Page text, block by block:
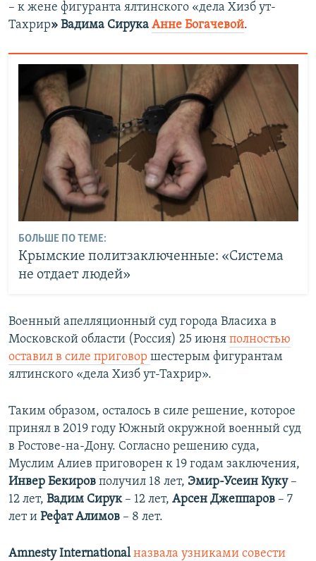
– к жене фигуранта ялтинского «дела Хизб ут-
Тахрир» Вадима Сирука Анне Богачевой.
БОЛЬШЕ ПО ТЕМЕ:
Крымские политзаключенные: «Система
не отдает людей»
Военный апелляционный суд города Власиха в
Московской области (Россия) 25 июня полностью
оставил в силе приговор шестерым фигурантам
ялтинского «дела Хизб ут-Тахрир».
Таким образом, осталось в силе решение, которое
принял в 2019 году Южный окружной военный суд
в Ростове-на-Дону. Согласно решению суда,
Муслим Алиев приговорен к 19 годам заключения,
Инвер Бекиров получил 18 лет, Эмир-Усеин Куку –
12 лет, Вадим Сирук – 12 лет, Арсен Джеппаров – 7
лет и Рефат Алимов – 8 лет.
Amnesty International назвала узниками совести